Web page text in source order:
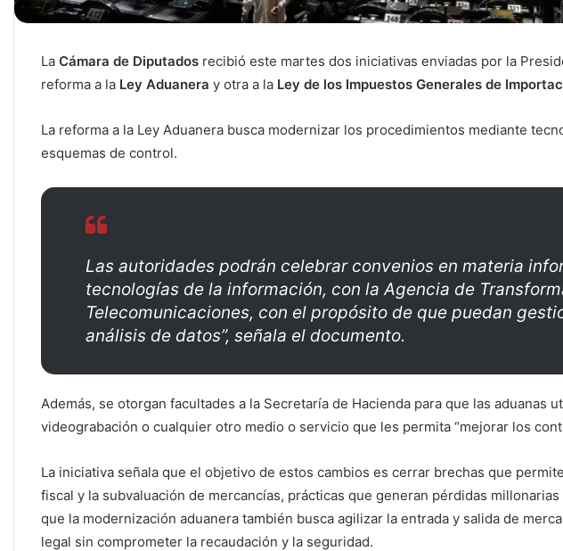
La Cámara de Diputados recibió este martes dos iniciativas enviadas por la
reforma a la Ley Aduanera y otra a la Ley de los Impuestos Generales de
La reforma a la Ley Aduanera busca modernizar los procedimientos mediante
esquemas de control.
Las autoridades podrán celebrar convenios en materia
tecnologías de la información, con la Agencia de
Telecomunicaciones, con el propósito de que puedan
análisis de datos”, señala el documento.
Además, se otorgan facultades a la Secretaría de Hacienda para que las aduanas
videograbación o cualquier otro medio o servicio que les permita “mejorar los
La iniciativa señala que el objetivo de estos cambios es cerrar brechas que
fiscal y la subvaluación de mercancías, prácticas que generan pérdidas
que la modernización aduanera también busca agilizar la entrada y salida de
legal sin comprometer la recaudación y la seguridad.